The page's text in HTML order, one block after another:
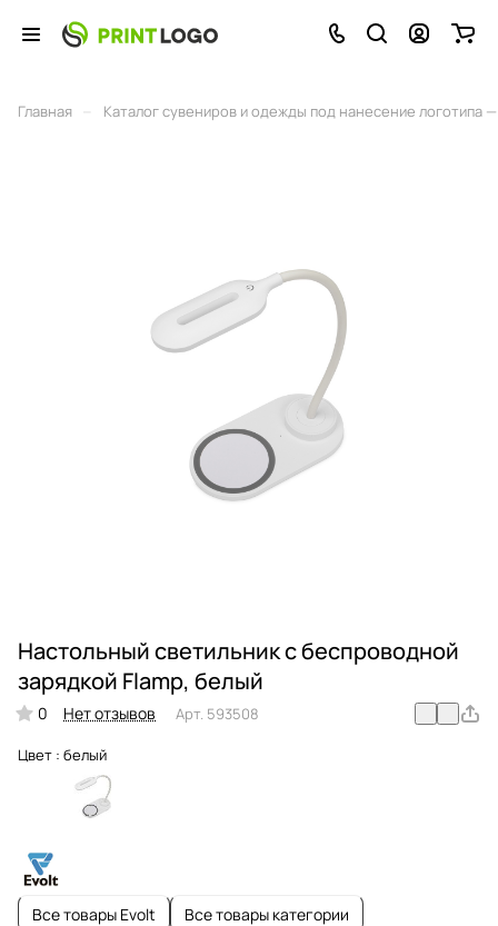
Главная Каталог сувениров и одежды под нанесение логотипа
Настольный светильник с беспроводной
зарядкой Flamp, белый
0 Нет отзывов Арт. 593508
Цвет : белый
Все товары Evolt Все товары категории